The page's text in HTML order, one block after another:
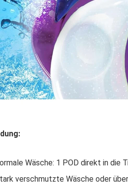
Wäsche: 1 POD direkt in die
verschmutzte Wäsche oder